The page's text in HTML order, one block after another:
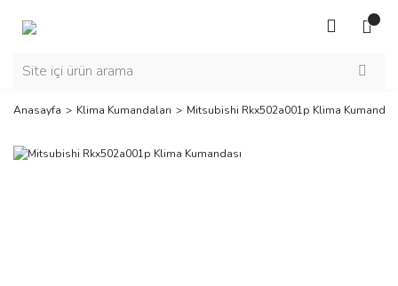
Anasayfa Klima Kumandaları Mitsubishi Rkx502a001p Klima